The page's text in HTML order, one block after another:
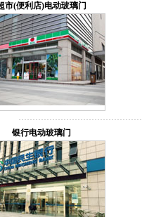
市(便利店)电动玻璃门
银行电动玻璃门